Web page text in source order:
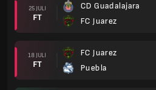
25 JULI
FT
CD Guadalajara
FC Juarez
18 JULI
FT
FC Juarez
Puebla